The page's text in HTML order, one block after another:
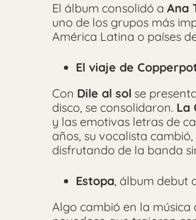
El álbum consolidó a Ana
uno de los grupos más
América Latina o países
El viaje de
Con Dile al sol se
disco, se consolidaron. La
y las emotivas letras de
años, su vocalista
disfrutando de la banda
Estopa, álbum debut
Algo cambió en la